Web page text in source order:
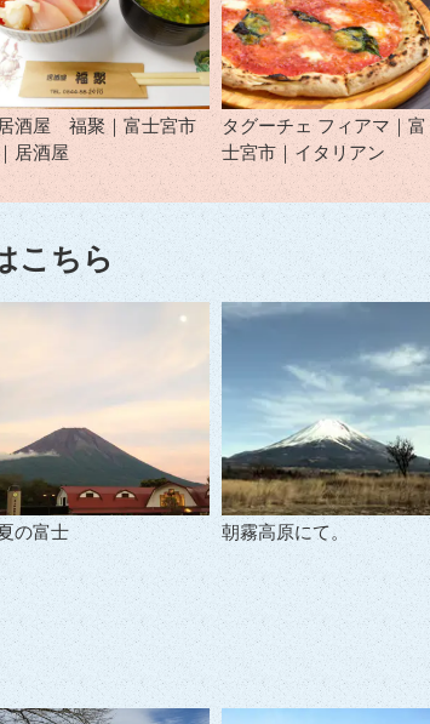
酒屋 福聚｜富士宮市
｜居酒屋
タグーチェ フィアマ｜富
士宮市｜イタリアン
こちら
の富士 朝霧高原にて。